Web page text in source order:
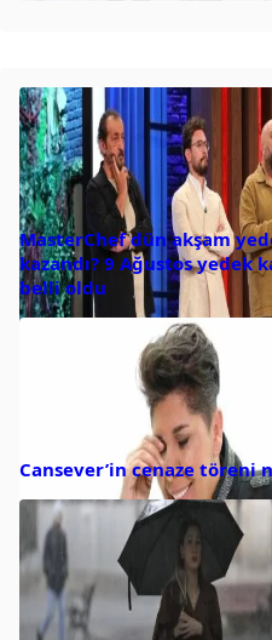
MasterChef dün akşam
kazandı? 9 Ağustos yedek
belli oldu
Cansever’in cenaze töreni